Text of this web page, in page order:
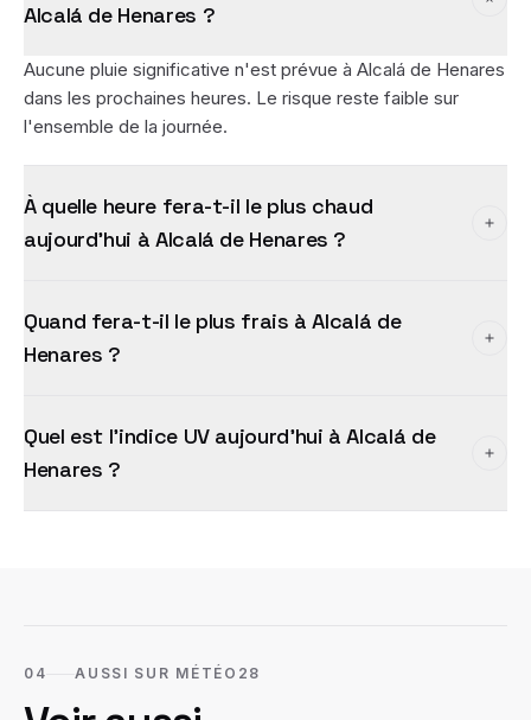
Alcalá de Henares ?
Aucune pluie significative n'est prévue à Alcalá de Henares
dans les prochaines heures. Le risque reste faible sur
l'ensemble de la journée.
À quelle heure fera-t-il le plus chaud
aujourd'hui à Alcalá de Henares ?
Quand fera-t-il le plus frais à Alcalá de
Henares ?
Quel est l'indice UV aujourd'hui à Alcalá de
Henares ?
04 AUSSI SUR MÉTÉO28